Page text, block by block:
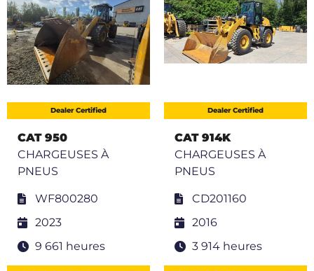
Dealer Certified
CAT 950
CHARGEUSES À
PNEUS
WF800280
2023
9 661 heures
Dealer Certified
CAT 914K
CHARGEUSES À
PNEUS
CD201160
2016
3 914 heures